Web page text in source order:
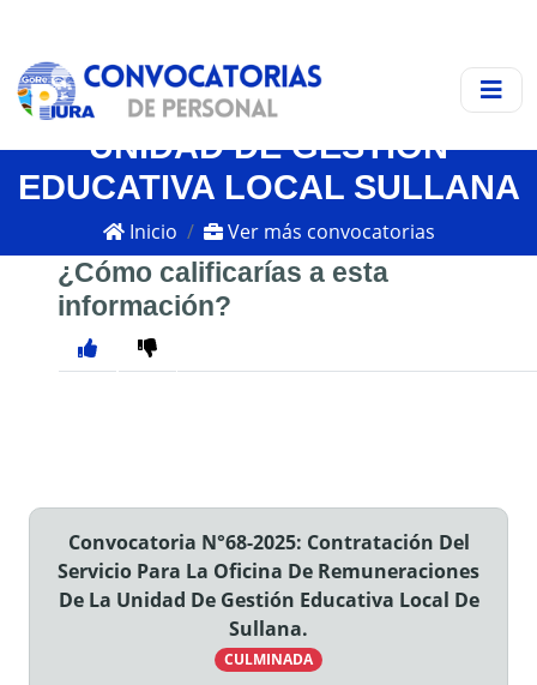
UNIDAD DE GESTIÓN
EDUCATIVA LOCAL SULLANA
Inicio Ver más convocatorias
¿Cómo calificarías a esta
información?
Convocatoria N°68-2025: Contratación Del
Servicio Para La Oficina De Remuneraciones
De La Unidad De Gestión Educativa Local De
Sullana.
CULMINADA